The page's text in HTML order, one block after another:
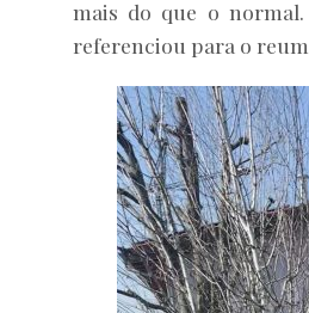
mais do que o
referenciou para o